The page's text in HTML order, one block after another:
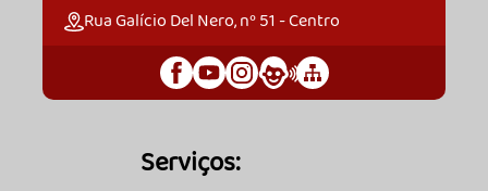
Rua Galício Del Nero, nº 51 - Centro
Serviços: